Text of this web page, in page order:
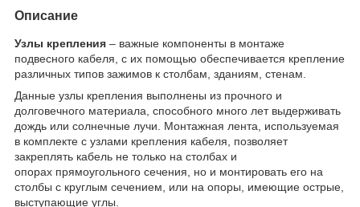
Описание
Узлы крепления – важные компоненты в монтаже
подвесного кабеля, с их помощью обеспечивается крепление
различных типов зажимов к столбам, зданиям, стенам.
Данные узлы крепления выполнены из прочного и
долговечного материала, способного много лет выдерживать
дождь или солнечные лучи. Монтажная лента, используемая
в комплекте с узлами крепления кабеля, позволяет
закреплять кабель не только на столбах и
опорах прямоугольного сечения, но и монтировать его на
столбы с круглым сечением, или на опоры, имеющие острые,
выступающие углы.